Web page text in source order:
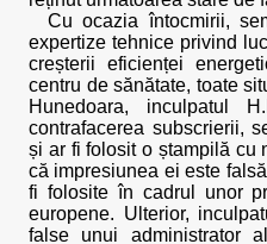
Cu ocazia întocmirii,
expertize tehnice privind
creșterii eficienței
centru de sănătate, toate
Hunedoara, inculpatul
contrafacerea subscrierii,
și ar fi folosit o ștampilă cu
că impresiunea ei este
fi folosite în cadrul unor
europene. Ulterior,
false unui administrator